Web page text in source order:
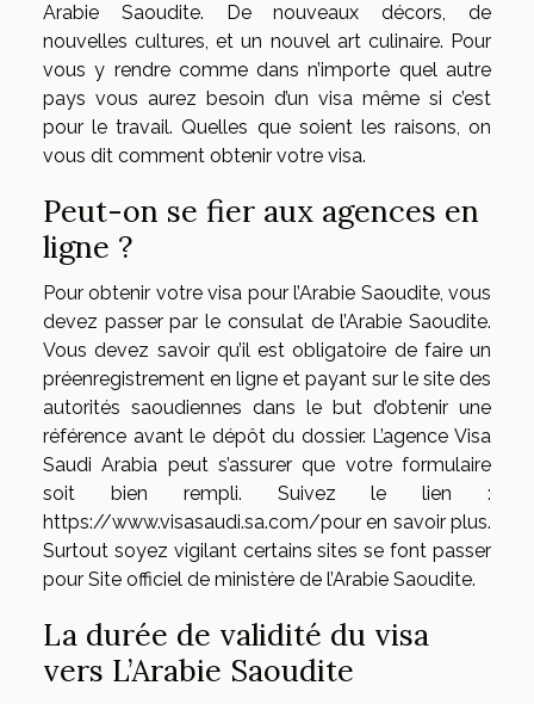
Arabie Saoudite. De nouveaux décors, de
nouvelles cultures, et un nouvel art culinaire. Pour
vous y rendre comme dans n’importe quel autre
pays vous aurez besoin d’un visa même si c’est
pour le travail. Quelles que soient les raisons, on
vous dit comment obtenir votre visa.
Peut-on se fier aux agences en
ligne ?
Pour obtenir votre visa pour l’Arabie Saoudite, vous
devez passer par le consulat de l’Arabie Saoudite.
Vous devez savoir qu’il est obligatoire de faire un
préenregistrement en ligne et payant sur le site des
autorités saoudiennes dans le but d’obtenir une
référence avant le dépôt du dossier. L’agence Visa
Saudi Arabia peut s’assurer que votre formulaire
soit bien rempli. Suivez le lien :
https://www.visasaudi.sa.com/pour en savoir plus.
Surtout soyez vigilant certains sites se font passer
pour Site officiel de ministère de l’Arabie Saoudite.
La durée de validité du visa
vers L’Arabie Saoudite